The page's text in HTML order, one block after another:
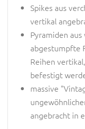
Spikes aus
vertikal
Pyramiden
abgestumpfte
Reihen
befestigt
massive
angebracht in